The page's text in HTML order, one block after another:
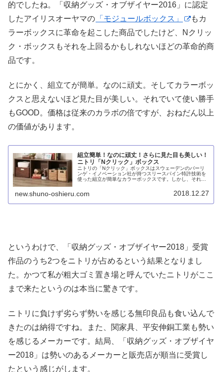
的でしたね。「収納グッズ・オブザイヤー2016」に認定
したアイリスオーヤマの 「モジュールボックス」
もカ
ラーボックスに革命を起こした商品でしたけど、Nクリッ
ク・ボックスもそれを上回るかもしれないほどの革命的商
品です。
とにかく、組立てが簡単。なのに頑丈。そしてカラーボッ
クスと思えないほど見た目が美しい。それでいて使い勝手
もGOOD。価格は従来のカラボの倍ですが、おねだん以上
の価値があります。
組立簡単！なのに頑丈！さらに見た目も美しい！
ニトリ「Nクリック」ボックス
ニトリの「Nクリック」ボックスはスウェーデンのバーリ
ンゲ・イノベーション社が持つスリースパイン特許技術を
使った組立が簡単なカラーボックスです。しかし、それだ
グッドデザイン賞受賞も納得です。価格はちょっと高いで
すが、メリットを考えれば全然高くなく、まさにおねだん
new.shuno-oshieru.com 2018.12.27
というわけで、「収納グッズ・オブザイヤー2018」受賞
作品のうち2つをニトリが占めるという結果となりまし
た。かつて私が粗大ゴミ置き場と呼んでいたニトリがここ
まで来たというのは本当に驚きです。
ニトリに負けず劣らず勢いを感じる無印良品も食い込んで
きたのは納得ですね。また、関家具、平安伸銅工業も勢い
を感じるメーカーです。結局、「収納グッズ・オブザイヤ
ー2018」は勢いのあるメーカーと販売店が順当に受賞し
たという感じがします。